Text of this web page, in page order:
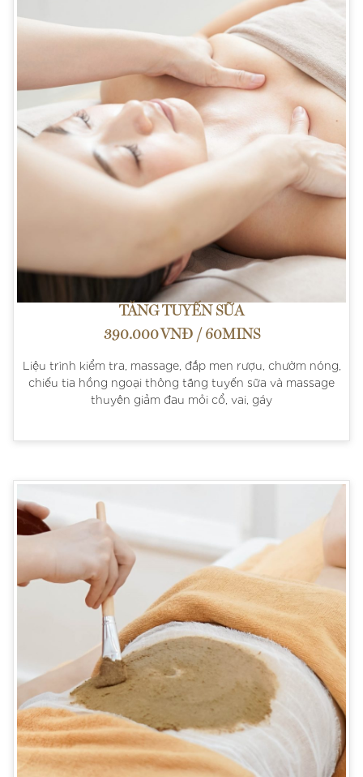
TĂNG TUYẾN SỮA
390.000 VNĐ / 60MINS
Liệu trình kiểm tra, massage, đắp men rượu, chườm nóng,
chiếu tia hồng ngoại thông tăng tuyến sữa và massage
thuyên giảm đau mỏi cổ, vai, gáy